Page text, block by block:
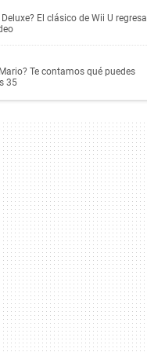
El clásico de Wii U regresa
Te contamos qué puedes
35